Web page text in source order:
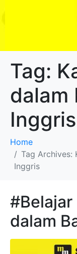
Tag:
dalam
Inggris
Home
Tag Archives:
Inggris
#Belajar
dalam